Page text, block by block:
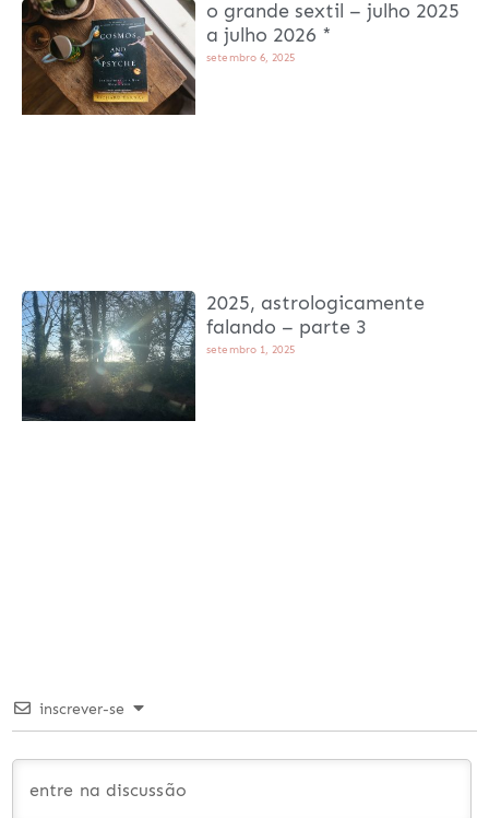
o grande sextil – julho 2025
a julho 2026 *
setembro 6, 2025
2025, astrologicamente
falando – parte 3
setembro 1, 2025
inscrever-se